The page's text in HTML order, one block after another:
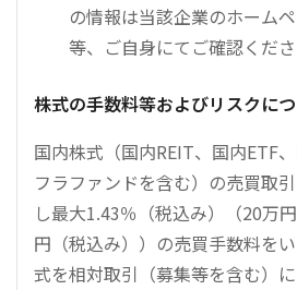
の情報は当該企業のホーム
等、ご自身にてご確認くださ
株式の手数料等およびリスクに
国内株式（国内REIT、国内ETF
フラファンドを含む）の売買取
し最大1.43％（税込み）（20万
円（税込み））の売買手数料を
式を相対取引（募集等を含む）